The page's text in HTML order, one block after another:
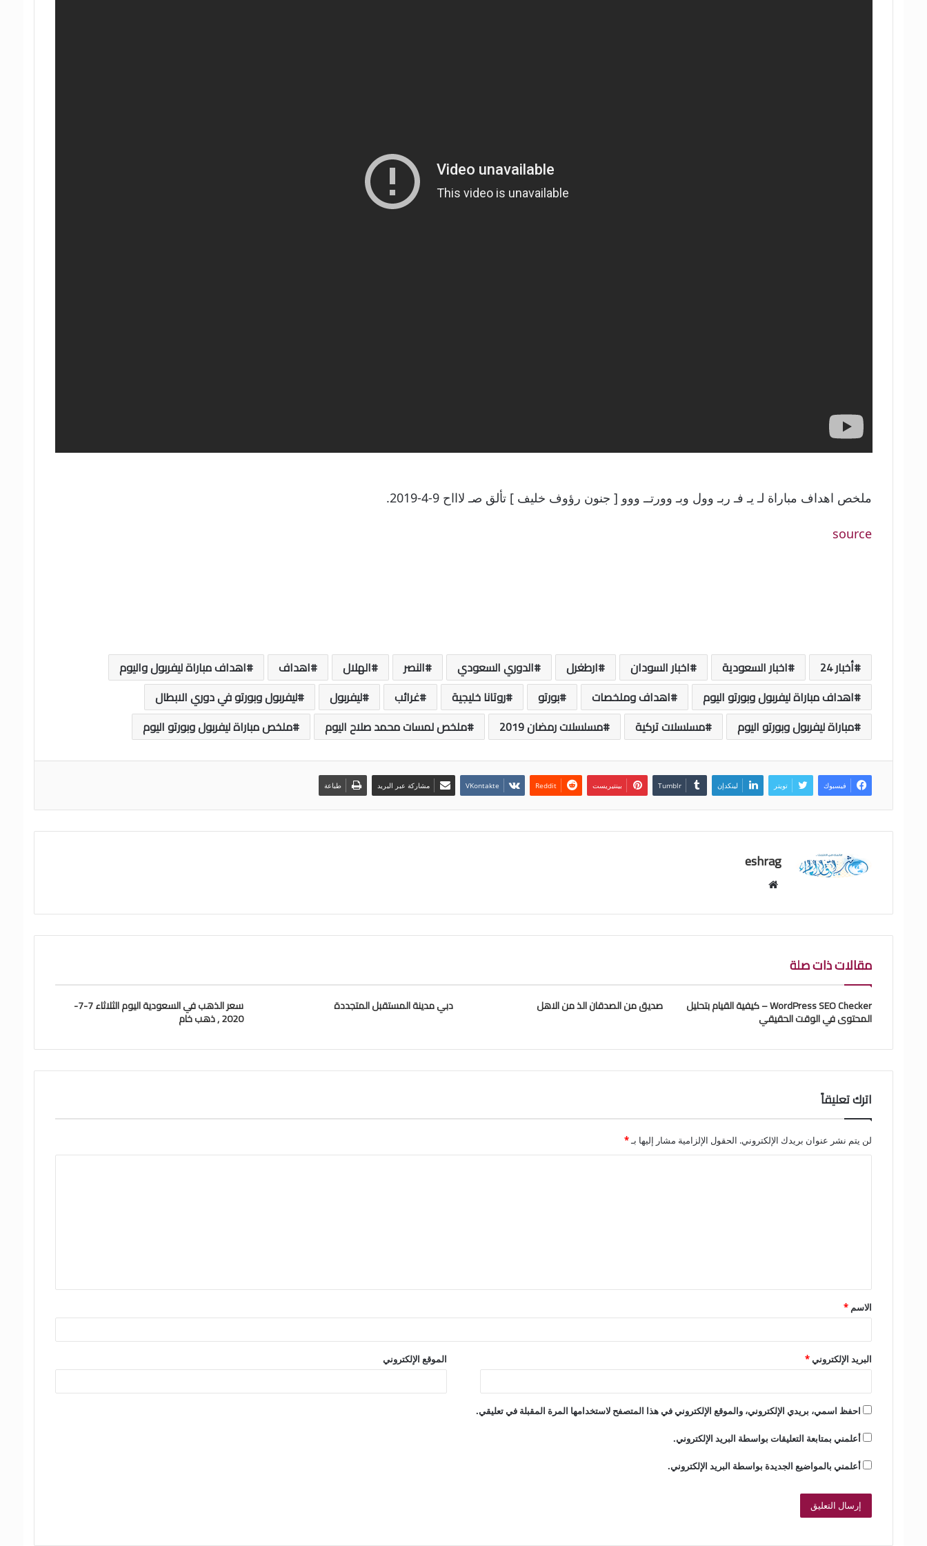
ملخص اهداف مباراة لـ يـ فـ ربـ وول وبـ وورتــ ووو [ جنون رؤوف خليف ] تألق صـ لاااح 9-4-2019.
source
أخبار 24 اخبار السعودية اخبار السودان ارطغرل الدوري السعودي النصر الهلال اهداف
اهداف مباراة ليفربول واليوم
اهداف مباراة ليفربول وبورتو اليوم
اهداف وملخصات بورتو روتانا خليجية غرائب ليفربول
ليفربول وبورتو في دوري الابطال
مباراة ليفربول وبورتو اليوم
مسلسلات تركية مسلسلات رمضان 2019 ملخص لمسات محمد صلاح اليوم ملخص مباراة ليفربول وبورتو اليوم
فيسبوك تويتر لينكدإن بينتيريست مشاركة عبر البريد طباعة
eshrag
موقع
مقالات ذات صلة
WordPress SEO Checker – كيفية القيام بتحليل
المحتوى في الوقت الحقيقي
صديق من الصدقان الذ من الاهل دبي مدينة المستقبل المتجددة سعر الذهب في السعودية اليوم الثلاثاء 7-7-
2020 , ذهب خام
اترك تعليقاً
لن يتم نشر عنوان بريدك الإلكتروني. الحقول الإلزامية مشار إليها بـ*
ق
*
الاسم *
البريد الإلكتروني* الموقع الإلكتروني
احفظ اسمي، بريدي الإلكتروني، والموقع الإلكتروني في هذا المتصفح لاستخدامها المرة المقبلة في تعليقي.
أعلمني بمتابعة التعليقات بواسطة البريد الإلكتروني.
أعلمني بالمواضيع الجديدة بواسطة البريد الإلكتروني.